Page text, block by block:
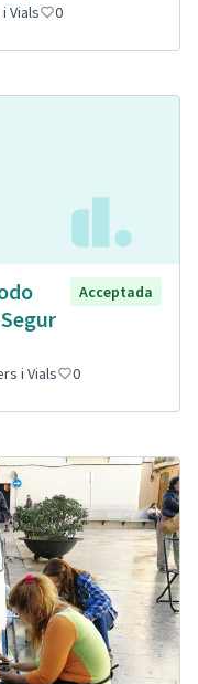
Vials 0
Acceptada
i Vials 0